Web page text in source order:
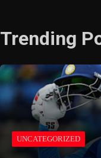
Trending
UNCATEGORIZED